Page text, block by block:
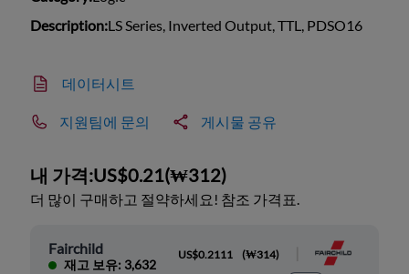
Description:LS Series, Inverted Output, TTL, PDSO16
데이터시트
지원팀에 문의 게시물 공유
내 가격:US$0.21(₩312)
더 많이 구매하고 절약하세요! 참조 가격표.
Fairchild
재고 보유: 3,632
US$0.2111 (₩314)